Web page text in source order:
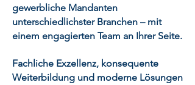
gewerbliche Mandanten
unterschiedlichster Branchen – mit
einem engagierten Team an Ihrer Seite.
Fachliche Exzellenz, konsequente
Weiterbildung und moderne Lösungen